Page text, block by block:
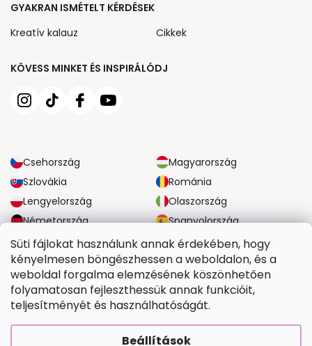
Süti fájlokat használunk annak érdekében, hogy
kényelmesen böngészhessen a weboldalon, és a
weboldal forgalma elemzésének köszönhetően
folyamatosan fejleszthessük annak funkcióit,
teljesítményét és használhatóságát.
Beállítások
KÖVESS MINKET ÉS INSPIRÁLÓDJ
Csehország
Magyarország
Szlovákia
Románia
Lengyelország
Olaszország
Németország
Spanyolország
Nagy-Britannia
Ausztria
GYAKRAN ISMÉTELT KÉRDÉSEK
Kreatív kalauz
Cikkek
MEGBÍZHATÓ SZÁLLÍTÁSI LEHETŐSÉGEK
BIZTONSÁGOS FIZETÉSI LEHETŐSÉGEK